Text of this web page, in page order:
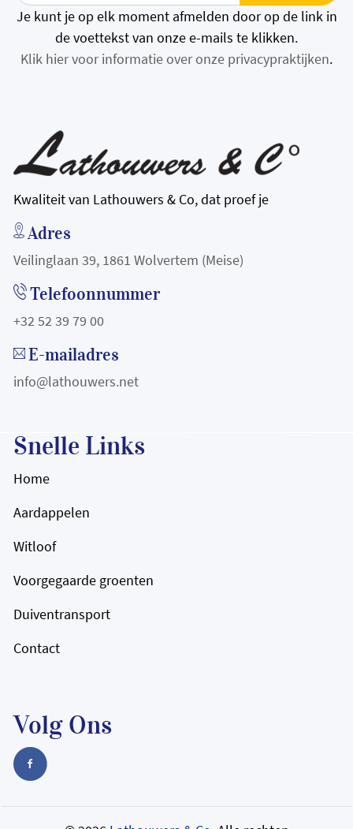
Je kunt je op elk moment afmelden door op de link in
de voettekst van onze e-mails te klikken.
Klik hier voor informatie over onze privacypraktijken.
Kwaliteit van Lathouwers & Co, dat proef je
Adres
Veilinglaan 39, 1861 Wolvertem (Meise)
Telefoonnummer
+32 52 39 79 00
E-mailadres
info@lathouwers.net
Snelle Links
Home
Aardappelen
Witloof
Voorgegaarde groenten
Duiventransport
Contact
Volg Ons